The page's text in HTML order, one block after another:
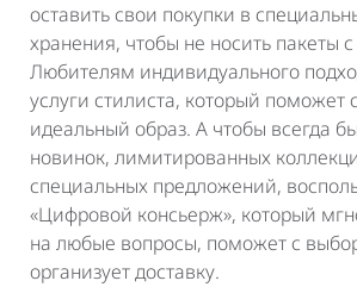
оставить свои покупки в
хранения, чтобы не носить пакеты
Любителям индивидуального
услуги стилиста, который поможет
идеальный образ. А чтобы всегда
новинок, лимитированных
специальных предложений,
«Цифровой консьерж», который
на любые вопросы, поможет с
организует доставку.